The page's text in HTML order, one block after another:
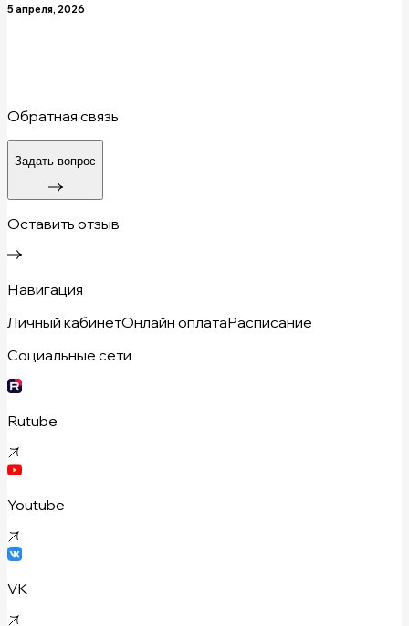
5 апреля, 2026
Обратная связь
Задать вопрос
Оставить отзыв
Навигация
Личный кабинетОнлайн оплатаРасписание
Социальные сети
Rutube
Youtube
VK